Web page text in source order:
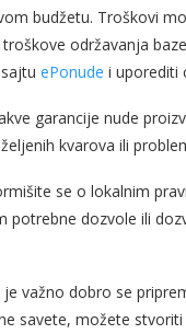
budžetu. Troškovi
održavanja
ePonude i uporediti
garancije nude
kvarova ili
se o lokalnim
dozvole ili
važno dobro se
savete, možete